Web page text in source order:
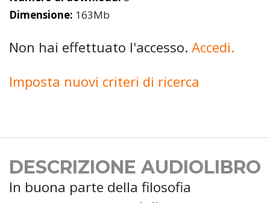
Dimensione: 163Mb
Non hai effettuato l'accesso. Accedi.
Imposta nuovi criteri di ricerca
DESCRIZIONE AUDIOLIBRO
In buona parte della filosofia